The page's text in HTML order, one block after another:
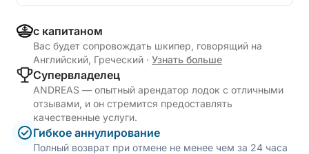
с капитаном
Вас будет сопровождать шкипер, говорящий на
Английский, Греческий · Узнать больше
Cупервладелец
ANDREAS — опытный арендатор лодок с отличными
отзывами, и он стремится предоставлять
качественные услуги.
Гибкое аннулирование
Полный возврат при отмене не менее чем за 24 часа